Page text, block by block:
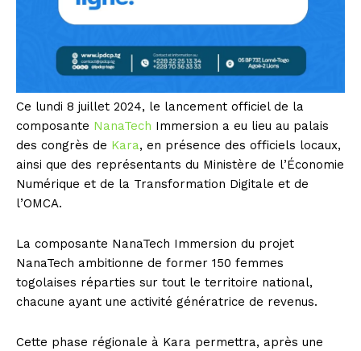
Ce lundi 8 juillet 2024, le lancement officiel de la
composante NanaTech Immersion a eu lieu au palais
des congrès de Kara, en présence des officiels locaux,
ainsi que des représentants du Ministère de l’Économie
Numérique et de la Transformation Digitale et de
l’OMCA.
La composante NanaTech Immersion du projet
NanaTech ambitionne de former 150 femmes
togolaises réparties sur tout le territoire national,
chacune ayant une activité génératrice de revenus.
Cette phase régionale à Kara permettra, après une